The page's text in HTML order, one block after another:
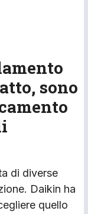
sono
di diverse
Daikin ha
quello